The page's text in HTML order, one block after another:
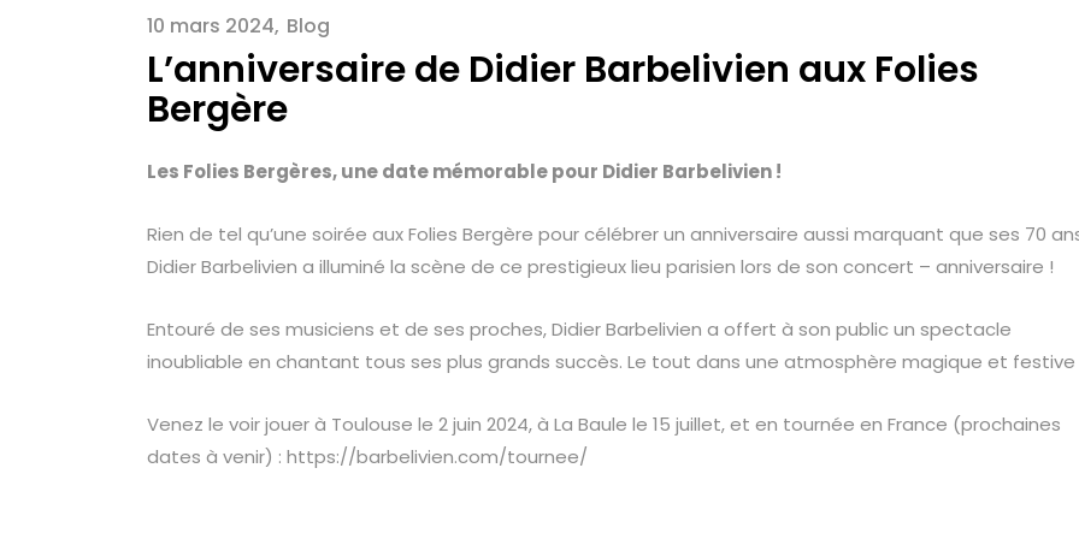
10 mars 2024 Blog
L’anniversaire de Didier Barbelivien aux Folies
Bergère
Les Folies Bergères, une date mémorable pour Didier Barbelivien !
Rien de tel qu’une soirée aux Folies Bergère pour célébrer un anniversaire aussi marquant que ses 70
Didier Barbelivien a illuminé la scène de ce prestigieux lieu parisien lors de son concert – anniversaire !
Entouré de ses musiciens et de ses proches, Didier Barbelivien a offert à son public un spectacle
inoubliable en chantant tous ses plus grands succès. Le tout dans une atmosphère magique et
Venez le voir jouer à Toulouse le 2 juin 2024, à La Baule le 15 juillet, et en tournée en France (prochaines
dates à venir) : https://barbelivien.com/tournee/